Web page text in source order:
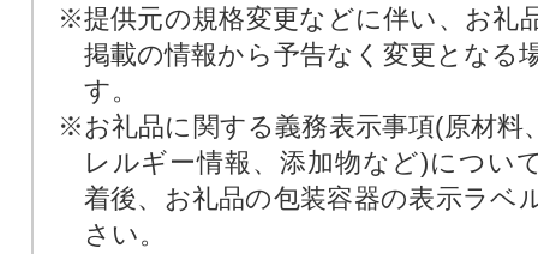
※提供元の規格変更などに伴い、お礼
掲載の情報から予告なく変更となる
す。
※お礼品に関する義務表示事項(原材料
レルギー情報、添加物など)につい
着後、お礼品の包装容器の表示ラベ
さい。